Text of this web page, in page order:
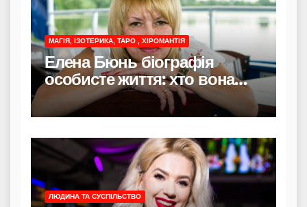
МАГІЯ, ІЗОТЕРИКА, ТАРО , ХІРОМАНТІЯ
Елена Бюнь біографія
особисте життя: хто вона
насправді
ЛЮДИНА ТА СУСПІЛЬСТВО